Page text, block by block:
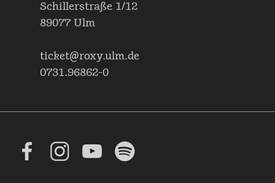
Schillerstraße 1/12
89077 Ulm
ticket@roxy.ulm.de
0731.96862-0